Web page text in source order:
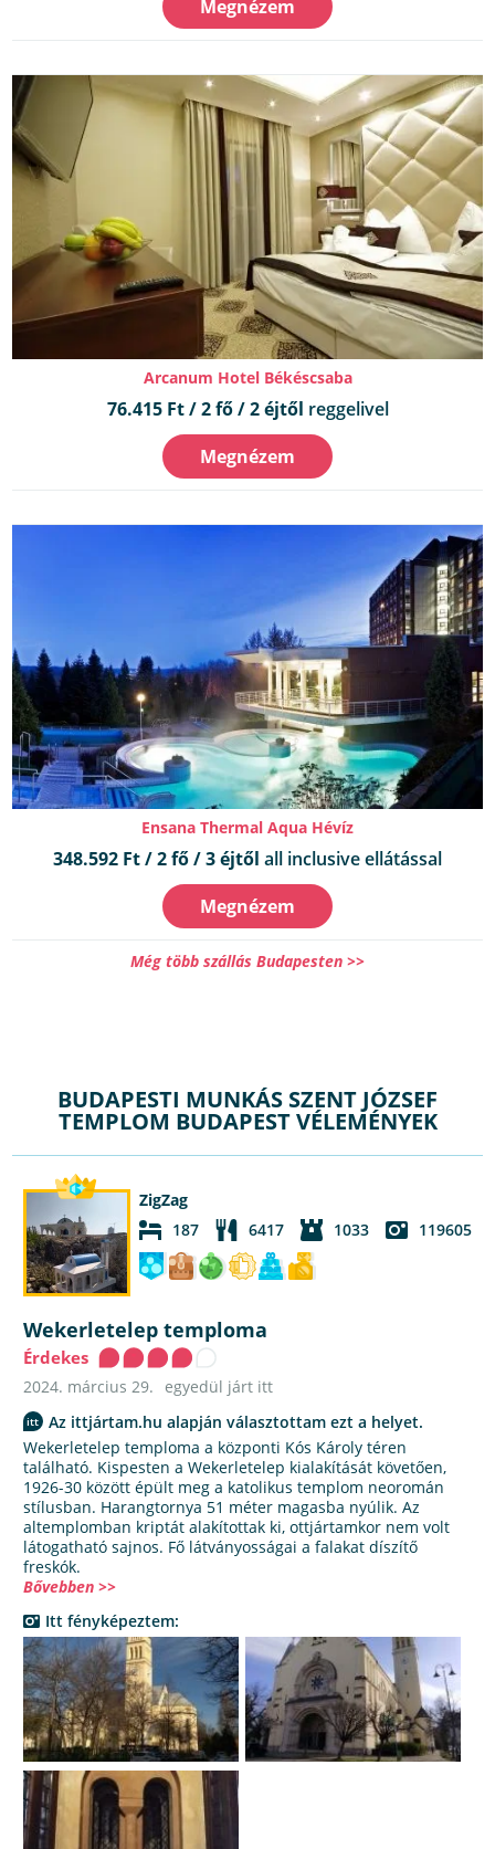
Megnézem
Arcanum Hotel Békéscsaba
76.415 Ft / 2 fő / 2 éjtől reggelivel
Megnézem
Ensana Thermal Aqua Hévíz
348.592 Ft / 2 fő / 3 éjtől all inclusive ellátással
Megnézem
Még több szállás Budapesten >>
BUDAPESTI MUNKÁS SZENT JÓZSEF
TEMPLOM BUDAPEST VÉLEMÉNYEK
ZigZag
187
6417 1033 119605
Wekerletelep temploma
Érdekes
2024. március 29.
egyedül járt itt
Az ittjártam.hu alapján választottam ezt a helyet.
Wekerletelep temploma a központi Kós Károly téren
található. Kispesten a Wekerletelep kialakítását követően,
1926-30 között épült meg a katolikus templom neoromán
stílusban. Harangtornya 51 méter magasba nyúlik. Az
altemplomban kriptát alakítottak ki, ottjártamkor nem volt
látogatható sajnos. Fő látványosságai a falakat díszítő
freskók.
Bővebben >>
Itt fényképeztem: